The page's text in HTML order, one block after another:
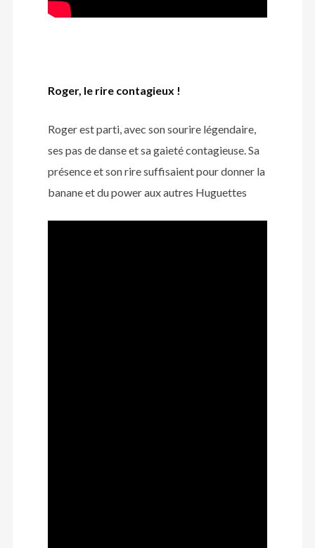
Roger, le rire contagieux !
Roger est parti, avec son sourire légendaire,
ses pas de danse et sa gaieté contagieuse. Sa
présence et son rire suffisaient pour donner la
banane et du power aux autres Huguettes